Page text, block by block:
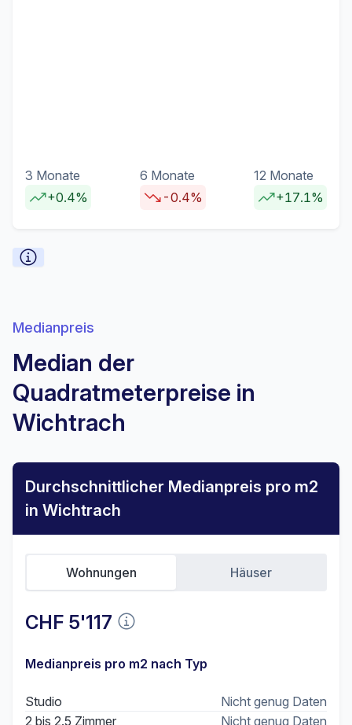
3 Monate
+0.4%
6 Monate
-0.4%
12 Monate
+17.1%
Medianpreis
Median der
Quadratmeterpreise in
Wichtrach
Durchschnittlicher Medianpreis pro m2
in Wichtrach
CHF 5'117
Wohnungen Häuser
Medianpreis pro m2 nach Typ
Studio
Nicht genug Daten
2 bis 2.5 Zimmer
Nicht genug Daten